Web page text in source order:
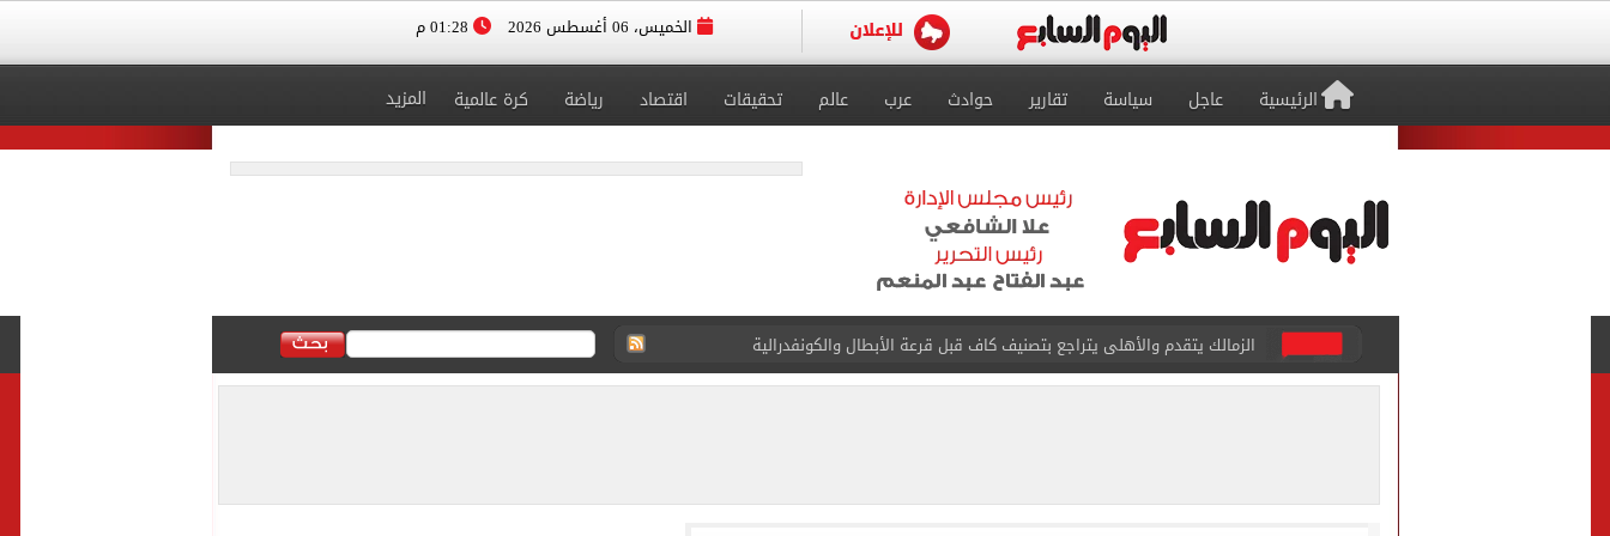
الخميس، 06 أغسطس 2026
الرئيسية عاجل سياسة تقارير حوادث عرب عالم تحقيقات اقتصاد رياضة كرة عالمية المزيد
محافظ بني سويف يعتمد نتيجة الدور الثاني للشهادة الإعدادية بنسبة 79.9%
أسعار رغيف الخبز السياحى والفينو بعد قرارات التموين الجديدة.. تفاصيل
لاعبو الأهلى فى مطار القاهرة استعدادًا للسفر إلى إسبانيا لخوض المعسكر الخارجي